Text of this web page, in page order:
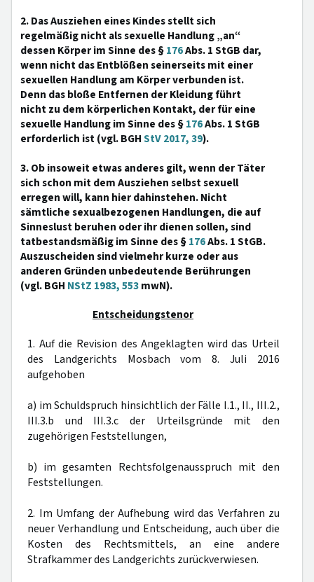
2. Das Ausziehen eines Kindes stellt sich
regelmäßig nicht als sexuelle Handlung „an“
dessen Körper im Sinne des §176Abs. 1 StGB dar,
wenn nicht das Entblößen seinerseits mit einer
sexuellen Handlung am Körper verbunden ist.
Denn das bloße Entfernen der Kleidung führt
nicht zu dem körperlichen Kontakt, der für eine
sexuelle Handlung im Sinne des §176Abs. 1 StGB
erforderlich ist (vgl. BGHStV 2017, 39).
3. Ob insoweit etwas anderes gilt, wenn der Täter
sich schon mit dem Ausziehen selbst sexuell
erregen will, kann hier dahinstehen. Nicht
sämtliche sexualbezogenen Handlungen, die auf
Sinneslust beruhen oder ihr dienen sollen, sind
tatbestandsmäßig im Sinne des §176Abs. 1 StGB.
Auszuscheiden sind vielmehr kurze oder aus
anderen Gründen unbedeutende Berührungen
(vgl. BGH NStZ 1983, 553mwN).
Entscheidungstenor
1. Auf die Revision des Angeklagten wird das Urteil
des Landgerichts Mosbach vom 8. Juli 2016
aufgehoben
a) im Schuldspruch hinsichtlich der Fälle I.1., II., III.2.,
III.3.b und III.3.c der Urteilsgründe mit den
zugehörigen Feststellungen,
b) im gesamten Rechtsfolgenausspruch mit den
Feststellungen.
2. Im Umfang der Aufhebung wird das Verfahren zu
neuer Verhandlung und Entscheidung, auch über die
Kosten des Rechtsmittels, an eine andere
Strafkammer des Landgerichts zurückverwiesen.